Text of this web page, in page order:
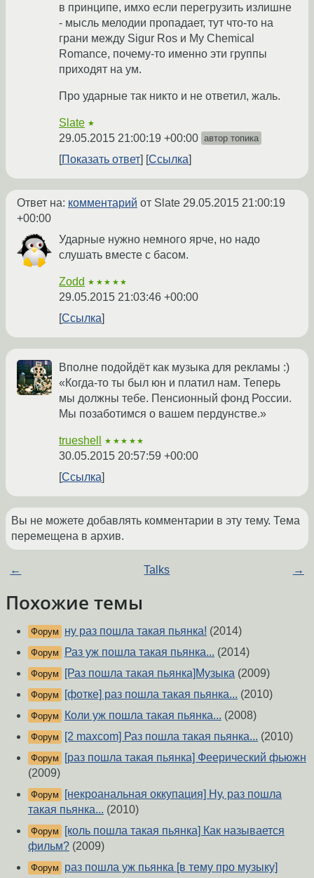
в принципе, имхо если перегрузить излишне
- мысль мелодии пропадает, тут что-то на
грани между Sigur Ros и My Chemical
Romance, почему-то именно эти группы
приходят на ум.
Про ударные так никто и не ответил, жаль.
Slate ★
29.05.2015 21:00:19 +00:00 автор топика
Показать ответ Ссылка
Ответ на: комментарий от Slate 29.05.2015 21:00:19
+00:00
Ударные нужно немного ярче, но надо
слушать вместе с басом.
Zodd ★★★★★
29.05.2015 21:03:46 +00:00
Ссылка
Вполне подойдёт как музыка для рекламы :)
«Когда-то ты был юн и платил нам. Теперь
мы должны тебе. Пенсионный фонд России.
Мы позаботимся о вашем пердунстве.»
trueshell ★★★★★
30.05.2015 20:57:59 +00:00
Ссылка
Вы не можете добавлять комментарии в эту тему. Тема
перемещена в архив.
← Talks →
Похожие темы
Форум ну раз пошла такая пьянка! (2014)
Форум Раз уж пошла такая пьянка... (2014)
Форум [Раз пошла такая пьянка]Музыка (2009)
Форум [фотке] раз пошла такая пьянка... (2010)
Форум Коли уж пошла такая пьянка... (2008)
Форум [2 maxcom] Раз пошла такая пьянка... (2010)
Форум
[раз пошла такая пьянка] Феерический фьюжн
(2009)
Форум
[некроанальная оккупация] Ну, раз пошла
такая пьянка... (2010)
Форум
[коль пошла такая пьянка] Как называется
фильм? (2009)
Форум
раз пошла уж пьянка [в тему про музыку]